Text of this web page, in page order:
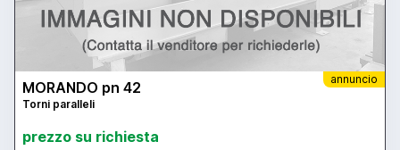
annuncio
MORANDO pn 42
Torni paralleli
prezzo su richiesta